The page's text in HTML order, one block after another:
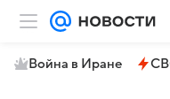
Война в Иране